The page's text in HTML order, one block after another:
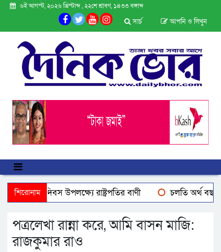
৬ই আগস্ট, ২০২৬ খ্রিস্টাব্দ , ২২শে শ্রাবণ, ১৪৩৩ বঙ্গাব্দ
আপনি ও লিখুন
সার্চ
শিরোনাম
দিবস উপলক্ষ্যে রাষ্ট্রপতির বাণী চলতি অর্থ বছরে ২
পত্রলেখা রান্না করে, আমি বাসন মাজি:
রাজকুমার রাও